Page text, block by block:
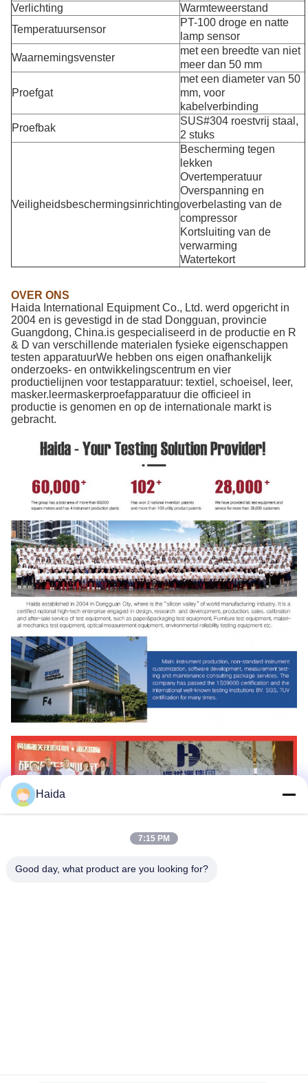
Verlichting
Warmteweerstand
Temperatuursensor
PT-100 droge en natte
lamp sensor
Waarnemingsvenster
met een breedte van niet
meer dan 50 mm
Proefgat
met een diameter van 50
mm, voor
kabelverbinding
Proefbak
SUS#304 roestvrij staal,
2 stuks
Veiligheidsbeschermingsinrichting
Bescherming tegen
lekken
Overtemperatuur
Overspanning en
overbelasting van de
compressor
Kortsluiting van de
verwarming
Watertekort
OVER ONS
Haida International Equipment Co., Ltd. werd opgericht in
2004 en is gevestigd in de stad Dongguan, provincie
Guangdong, China.is gespecialiseerd in de productie en R
& D van verschillende materialen fysieke eigenschappen
testen apparatuurWe hebben ons eigen onafhankelijk
onderzoeks- en ontwikkelingscentrum en vier
productielijnen voor testapparatuur: textiel, schoeisel, leer,
masker.leermaskerproefapparatuur die officieel in
productie is genomen en op de internationale markt is
gebracht.
Haida
7:15 PM
Good day, what product are you looking for?